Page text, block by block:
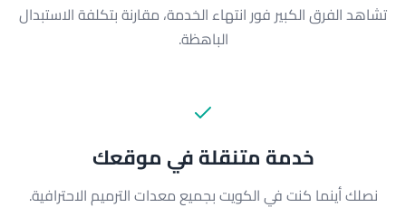
تشاهد الفرق الكبير فور انتهاء الخدمة، مقارنة بتكلفة الاستبدال
الباهظة.
خدمة متنقلة في موقعك
نصلك أينما كنت في الكويت بجميع معدات الترميم الاحترافية.